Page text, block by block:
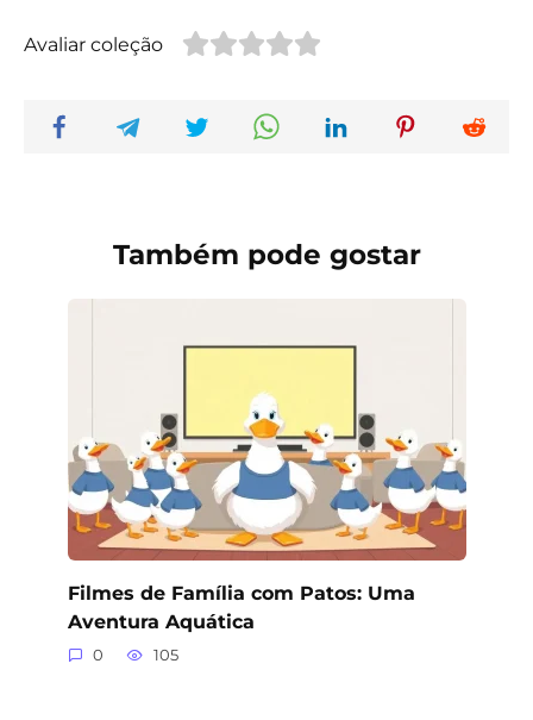
Avaliar coleção
Também pode gostar
Filmes de Família com Patos: Uma
Aventura Aquática
0 105